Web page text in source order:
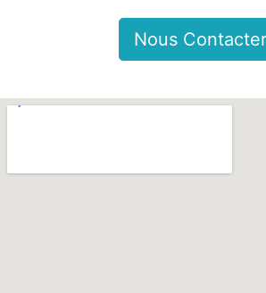
Nous Contacter